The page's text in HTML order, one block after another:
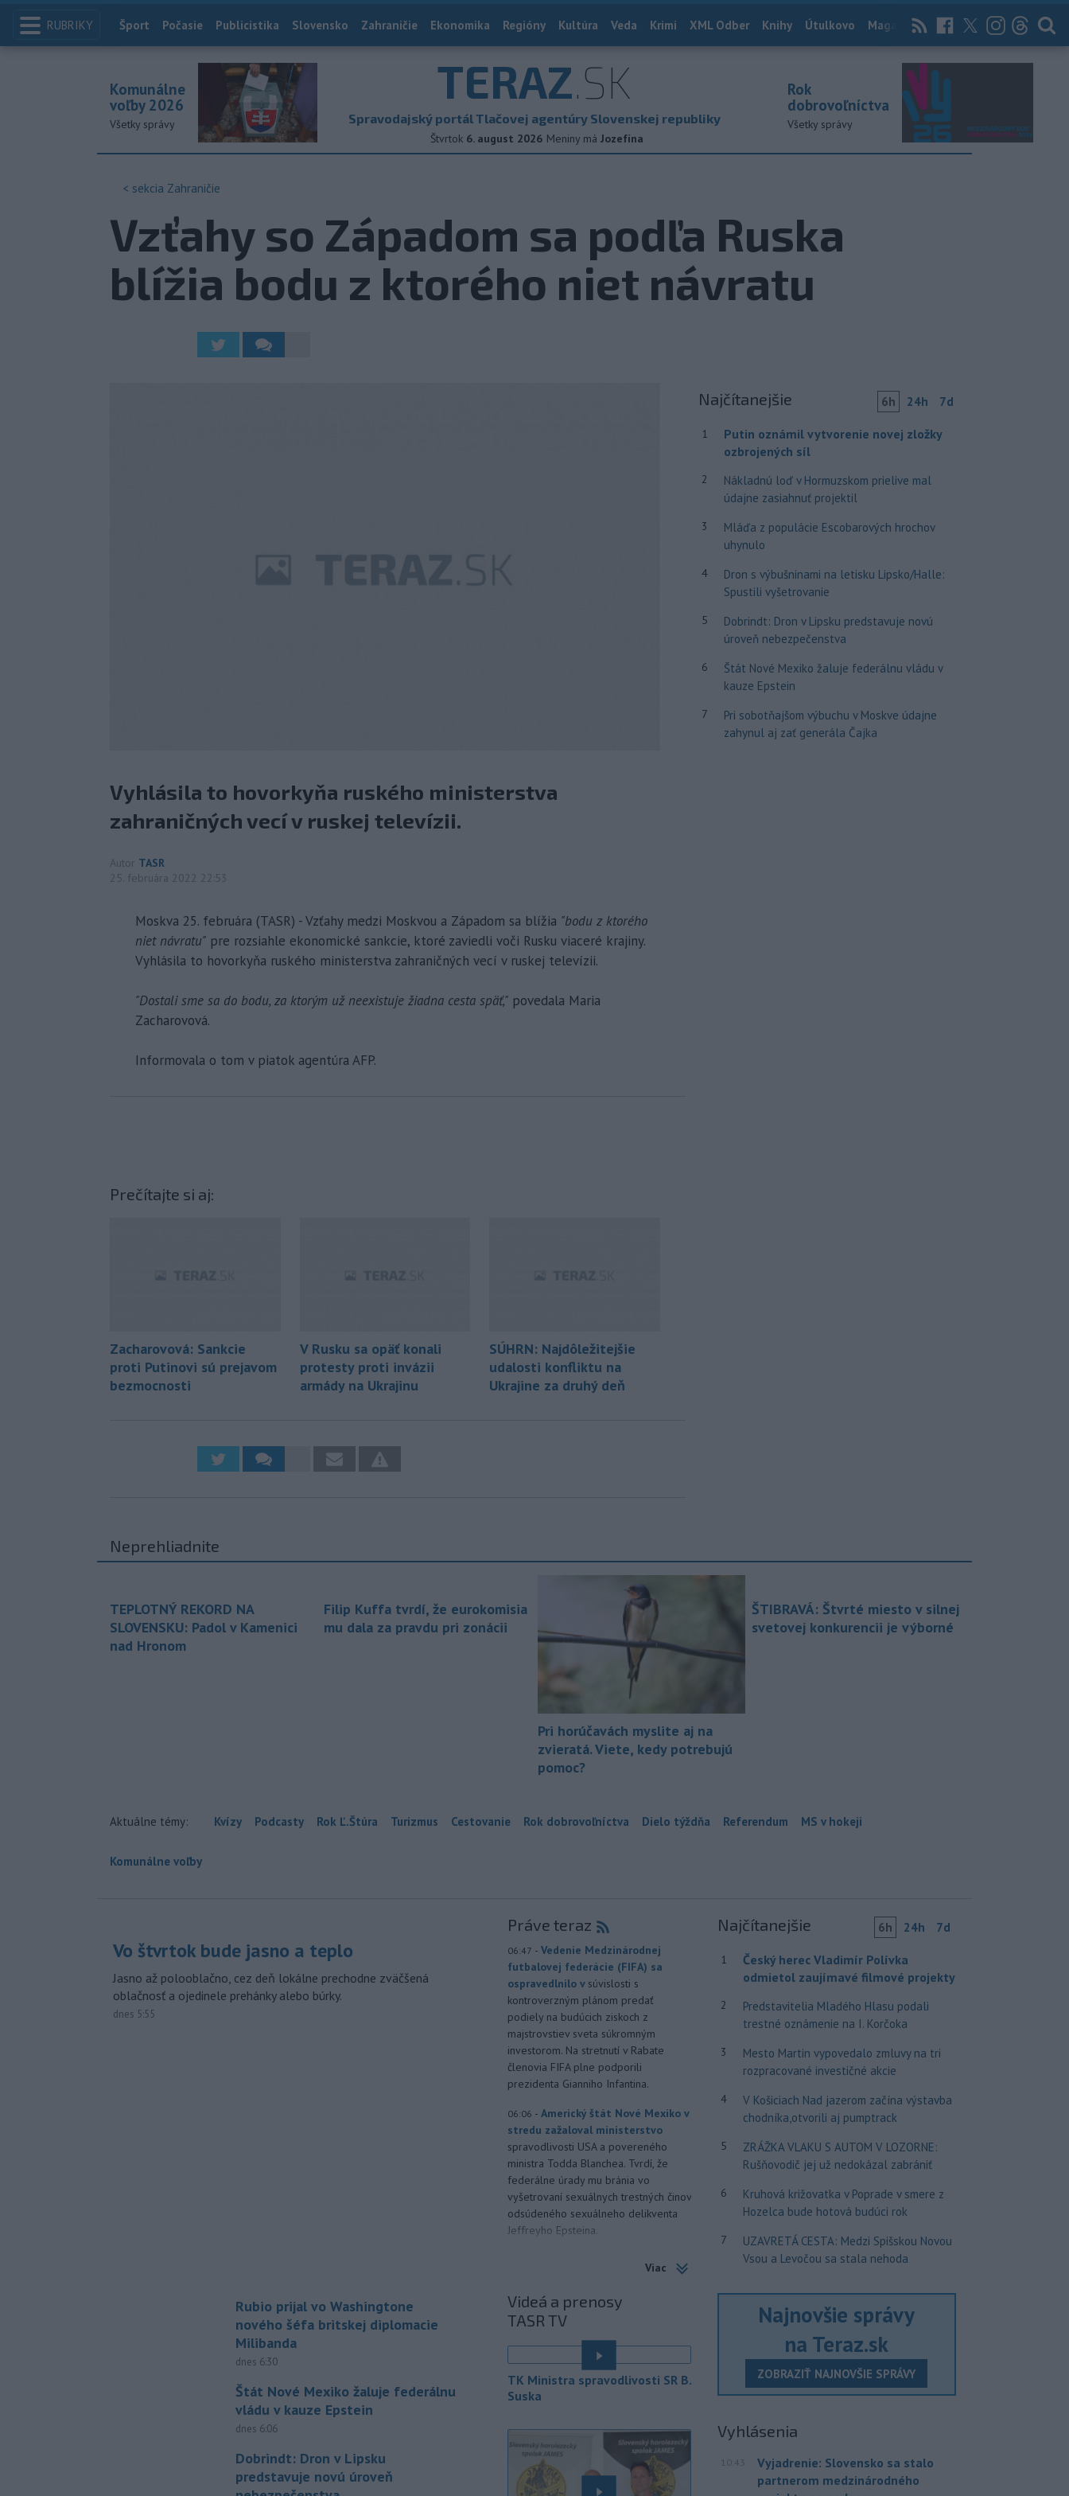
RUBRIKY Index
Šport Počasie Publicistika Slovensko Zahraničie Ekonomika Regióny Kultúra Veda Krimi XML Odber Knihy Útulkovo Magazín News Now Archív
TERAZ.SK
Spravodajský portál Tlačovej agentúry Slovenskej republiky
Štvrtok 6. august 2026 Meniny má Jozefína
Komunálne
voľby 2026
Všetky správy
Rok
dobrovoľníctva
Všetky správy
< sekcia Zahraničie
Vzťahy so Západom sa podľa Ruska
blížia bodu z ktorého niet návratu
Vyhlásila to hovorkyňa ruského ministerstva
zahraničných vecí v ruskej televízii.
Autor TASR
25. februára 2022 22:53
Moskva 25. februára (TASR) - Vzťahy medzi Moskvou a Západom sa blížia "bodu z ktorého
niet návratu" pre rozsiahle ekonomické sankcie, ktoré zaviedli voči Rusku viaceré krajiny.
Vyhlásila to hovorkyňa ruského ministerstva zahraničných vecí v ruskej televízii.
"Dostali sme sa do bodu, za ktorým už neexistuje žiadna cesta späť," povedala Maria
Zacharovová.
Informovala o tom v piatok agentúra AFP.
Prečítajte si aj:
Zacharovová: Sankcie
proti Putinovi sú prejavom
bezmocnosti
V Rusku sa opäť konali
protesty proti invázii
armády na Ukrajinu
SÚHRN: Najdôležitejšie
udalosti konfliktu na
Ukrajine za druhý deň
Najčítanejšie 6h 24h 7d
1
Putin oznámil vytvorenie novej zložky
ozbrojených síl
2
Nákladnú loď v Hormuzskom prielive mal
údajne zasiahnuť projektil
3
Mláďa z populácie Escobarových hrochov
uhynulo
4
Dron s výbušninami na letisku Lipsko/Halle:
Spustili vyšetrovanie
5
Dobrindt: Dron v Lipsku predstavuje novú
úroveň nebezpečenstva
6
Štát Nové Mexiko žaluje federálnu vládu v
kauze Epstein
7
Pri sobotňajšom výbuchu v Moskve údajne
zahynul aj zať generála Čajka
Neprehliadnite
TEPLOTNÝ REKORD NA
SLOVENSKU: Padol v Kamenici
nad Hronom
Filip Kuffa tvrdí, že eurokomisia
mu dala za pravdu pri zonácii
Pri horúčavách myslite aj na
zvieratá. Viete, kedy potrebujú
pomoc?
ŠTIBRAVÁ: Štvrté miesto v silnej
svetovej konkurencii je výborné
Aktuálne témy: Kvízy Podcasty Rok Ľ.Štúra Turizmus Cestovanie Rok dobrovoľníctva Dielo týždňa Referendum MS v hokeji
Komunálne voľby
Vo štvrtok bude jasno a teplo
Jasno až polooblačno, cez deň lokálne prechodne zväčšená
oblačnosť a ojedinele prehánky alebo búrky.
dnes 5:55
Rubio prijal vo Washingtone
nového šéfa britskej diplomacie
Milibanda
dnes 6:30
Štát Nové Mexiko žaluje federálnu
vládu v kauze Epstein
dnes 6:06
Dobrindt: Dron v Lipsku
predstavuje novú úroveň
Práve teraz
06:47 - Vedenie Medzinárodnej
futbalovej federácie (FIFA) sa
ospravedlnilo v súvislosti s
kontroverzným plánom predať
podiely na budúcich ziskoch z
majstrovstiev sveta súkromným
investorom. Na stretnutí v Rabate
členovia FIFA plne podporili
prezidenta Gianniho Infantina.
06:06 - Americký štát Nové Mexiko v
stredu zažaloval ministerstvo
spravodlivosti USA a povereného
ministra Todda Blanchea. Tvrdí, že
federálne úrady mu bránia vo
vyšetrovaní sexuálnych trestných činov
odsúdeného sexuálneho delikventa
Jeffreyho Epsteina.
ministerstva životného prostredia
Filip Kuffa tvrdí,
komisia (EK) dala za pravdu v
súvislosti s vládnou pripomienkou k
zonáciám národných parkov (NP) a
naďalej je tak ohrozených 450
miliónov eur z plánu obnovy.
v
blízkosti vzletovej a pristávacej
dráhy na letisku Lipsko/Halle našiel
dron naložený výbušninami.
Viac
Videá a prenosy
TASR TV
TK Ministra spravodlivosti SR B.
Suska
Najčítanejšie 6h 24h 7d
1
Český herec Vladimír Polívka
odmietol zaujímavé filmové projekty
2
Predstavitelia Mladého Hlasu podali
trestné oznámenie na I. Korčoka
3
Mesto Martin vypovedalo zmluvy na tri
rozpracované investičné akcie
4
V Košiciach Nad jazerom začína výstavba
chodníka,otvorili aj pumptrack
5
ZRÁŽKA VLAKU S AUTOM V LOZORNE:
Rušňovodič jej už nedokázal zabrániť
6
Kruhová križovatka v Poprade v smere z
Hozelca bude hotová budúci rok
7
UZAVRETÁ CESTA: Medzi Spišskou Novou
Vsou a Levočou sa stala nehoda
Najnovšie správy
na Teraz.sk
ZOBRAZIŤ NAJNOVŠIE SPRÁVY
Vyhlásenia
10:43
Vyjadrenie: Slovensko sa stalo
partnerom medzinárodného